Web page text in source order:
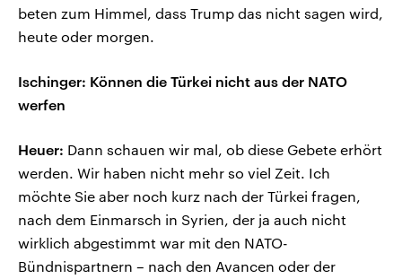
beten zum Himmel, dass Trump das nicht sagen wird,
heute oder morgen.
Ischinger: Können die Türkei nicht aus der NATO
werfen
Heuer: Dann schauen wir mal, ob diese Gebete erhört
werden. Wir haben nicht mehr so viel Zeit. Ich
möchte Sie aber noch kurz nach der Türkei fragen,
nach dem Einmarsch in Syrien, der ja auch nicht
wirklich abgestimmt war mit den NATO-
Bündnispartnern – nach den Avancen oder der